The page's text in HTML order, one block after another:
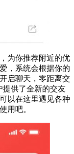
为你推荐附近的优
，系统会根据你的
启聊天，零距离交
提供了全新的交友
以在这里遇见各种
用吧。